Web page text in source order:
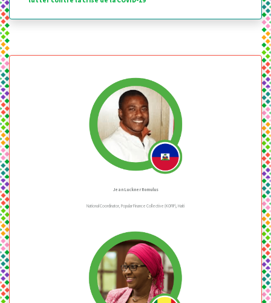
Jean Luckner Romulus
National Coordinator, Popular Finance Collective (KOFIP), Haiti